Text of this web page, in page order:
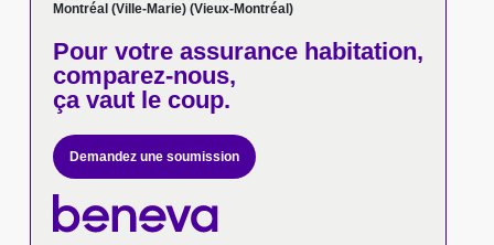
Montréal (Ville-Marie) (Vieux-Montréal)
Pour votreassurance habitation,
comparez-nous,
ça vaut le coup.
Demandez une soumission